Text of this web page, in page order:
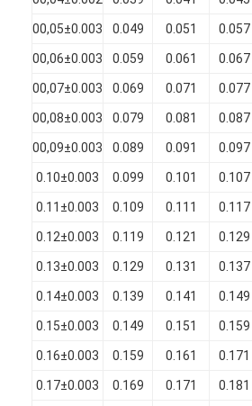
Cavi magnetici di smalto
Filtro di rame piatto smaltato
cavo del litz
Cavi magnetici ad alta temperatura
00,05±0.003 0.049 0.051 0.057
00,06±0.003 0.059 0.061 0.067
00,07±0.003 0.069 0.071 0.077
00,08±0.003 0.079 0.081 0.087
00,09±0.003 0.089 0.091 0.097
0.10±0.003 0.099 0.101 0.107
0.11±0.003 0.109 0.111 0.117
0.12±0.003 0.119 0.121 0.129
0.13±0.003 0.129 0.131 0.137
0.14±0.003 0.139 0.141 0.149
0.15±0.003 0.149 0.151 0.159
0.16±0.003 0.159 0.161 0.171
0.17±0.003 0.169 0.171 0.181